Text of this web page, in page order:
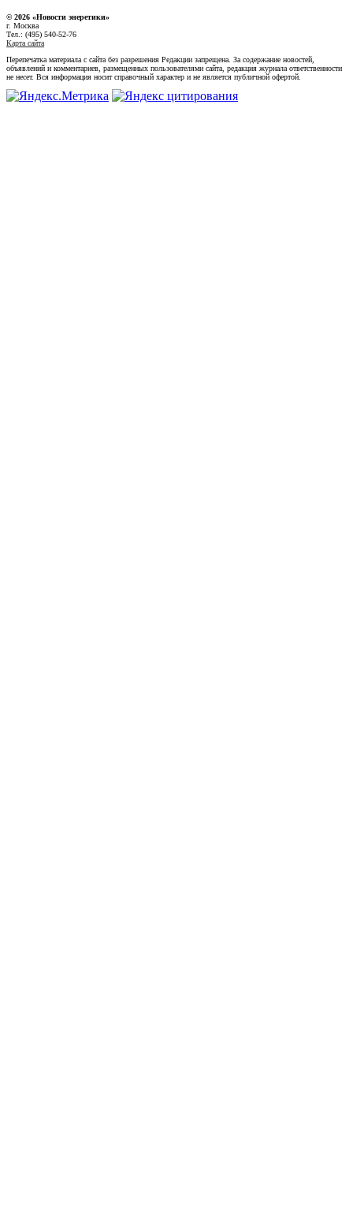
© 2026 «Новости энеретики»
г. Москва
Тел.: (495) 540-52-76
Карта сайта
Перепечатка материала с сайта без разрешения Редакции запрещена. За содержание новостей,
объявлений и комментариев, размещенных пользователями сайта, редакция журнала ответственности
не несет. Вся информация носит справочный характер и не является публичной офертой.